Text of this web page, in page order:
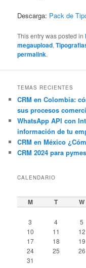
Descarga: Pack de
This entry was posted in
megaupload,
permalink.
TEMAS RECIENTES
CRM en Colombia:
sus procesos
WhatsApp API con
información de tu
CRM en México
CRM 2024 para pymes
CALENDARIO
M T W
3
4 5
10
11 12
17
18 19
24
25 26
31